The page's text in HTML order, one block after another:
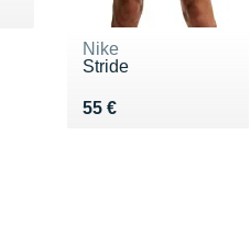
Nike
Stride
55 €
Vendu 55 €